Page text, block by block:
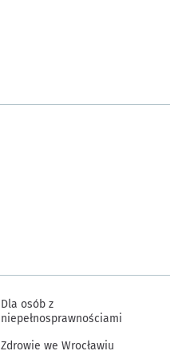
Dla osób z
niepełnosprawnościami
Zdrowie we Wrocławiu